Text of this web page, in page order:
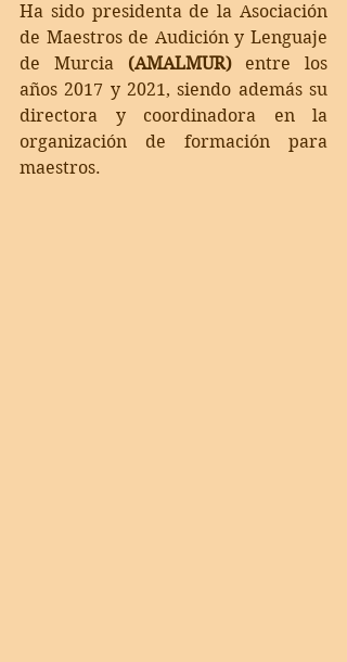
Ha sido presidenta de la Asociación
de Maestros de Audición y Lenguaje
de Murcia (AMALMUR) entre los
años 2017 y 2021, siendo además su
directora y coordinadora en la
organización de formación para
maestros.